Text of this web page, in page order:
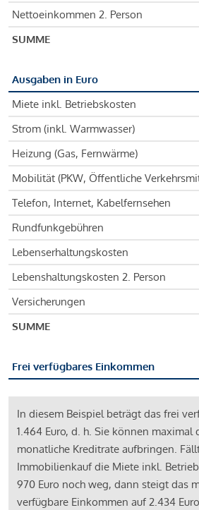
Nettoeinkommen 2. Person
SUMME
Ausgaben in Euro
Miete inkl. Betriebskosten
Strom (inkl. Warmwasser)
Heizung (Gas, Fernwärme)
Mobilität (PKW, Öffentliche
Telefon, Internet, Kabelfernsehen
Rundfunkgebühren
Lebenserhaltungskosten
Lebenshaltungskosten 2. Person
Versicherungen
SUMME
Frei verfügbares Einkommen
In diesem Beispiel beträgt das frei
1.464 Euro, d. h. Sie können maximal
monatliche Kreditrate aufbringen.
Immobilienkauf die Miete inkl.
970 Euro noch weg, dann steigt das
verfügbare Einkommen auf 2.434